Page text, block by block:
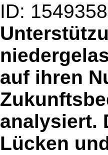
ID: 1549358
auf ihren
analysiert.
Lücken